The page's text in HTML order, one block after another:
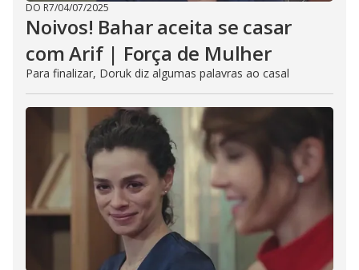
DO R7/04/07/2025
Noivos! Bahar aceita se casar
com Arif | Força de Mulher
Para finalizar, Doruk diz algumas palavras ao casal